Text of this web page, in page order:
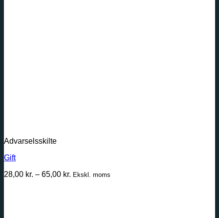
Advarselsskilte
Gift
28,00 kr. – 65,00 kr. Prisinterval:
Ekskl. moms